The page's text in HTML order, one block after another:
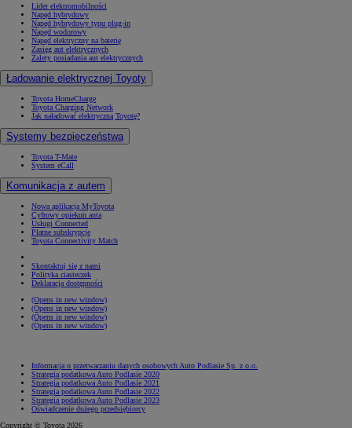
Lider elektromobilności
Napęd hybrydowy
Napęd hybrydowy typu plug-in
Napęd wodorowy
Napęd elektryczny na baterię
Zasięg aut elektrycznych
Zalety posiadania aut elektrycznych
Ładowanie elektrycznej Toyoty
Toyota HomeCharge
Toyota Charging Network
Jak naładować elektryczną Toyotę?
Systemy bezpieczeństwa
Toyota T-Mate
System eCall
Komunikacja z autem
Nowa aplikacja MyToyota
Cyfrowy opiekun auta
Usługi Connected
Płatne subskrypcje
Toyota Connectivity Match
Skontaktuj się z nami
Polityka ciasteczek
Deklaracja dostępności
(Opens in new window)
(Opens in new window)
(Opens in new window)
(Opens in new window)
Informacja o przetwarzaniu danych osobowych Auto Podlasie Sp. z o.o.
Strategia podatkowa Auto Podlasie 2020
Strategia podatkowa Auto Podlasie 2021
Strategia podatkowa Auto Podlasie 2022
Strategia podatkowa Auto Podlasie 2023
Oświadczenie dużego przedsiębiorcy
Copyright © Toyota 2026